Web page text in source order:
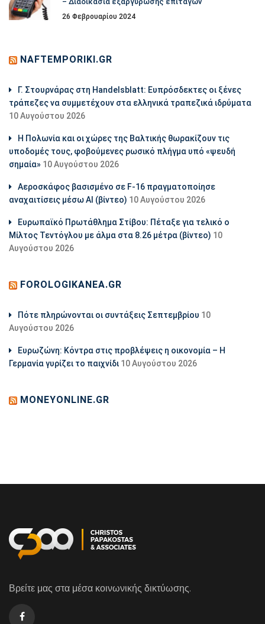
26 Φεβρουαρίου 2024
NAFTEMPORIKI.GR
Γ. Στουρνάρας στη Handelsblatt: Ευπρόσδεκτες οι ξένες
τράπεζες να συμμετέχουν στα ελληνικά τραπεζικά ιδρύματα
10 Αυγούστου 2026
Η Πολωνία και οι χώρες της Βαλτικής θωρακίζουν τις
υποδομές τους, φοβούμενες ρωσικό πλήγμα υπό «ψευδή
σημαία» 10 Αυγούστου 2026
Αεροσκάφος βασισμένο σε F-16 πραγματοποίησε
αναχαιτίσεις μέσω ΑΙ (βίντεο) 10 Αυγούστου 2026
Ευρωπαϊκό Πρωτάθλημα Στίβου: Πέταξε για τελικό ο
Μίλτος Τεντόγλου με άλμα στα 8.26 μέτρα (βίντεο) 10
Αυγούστου 2026
FOROLOGIKANEA.GR
Πότε πληρώνονται οι συντάξεις Σεπτεμβρίου 10
Αυγούστου 2026
Ευρωζώνη: Κόντρα στις προβλέψεις η οικονομία – Η
Γερμανία γυρίζει το παιχνίδι 10 Αυγούστου 2026
MONEYONLINE.GR
Βρείτε μας στα μέσα κοινωνικής δικτύωσης.